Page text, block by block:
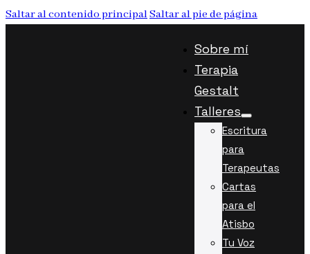
Saltar al contenido principalSaltar al pie de página
Sobre mí
Terapia
Gestalt
Talleres
Escritura
para
Terapeutas
Cartas
para el
Atisbo
Tu Voz